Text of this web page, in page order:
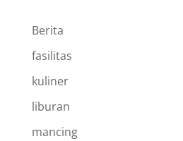
Berita
fasilitas
kuliner
liburan
mancing